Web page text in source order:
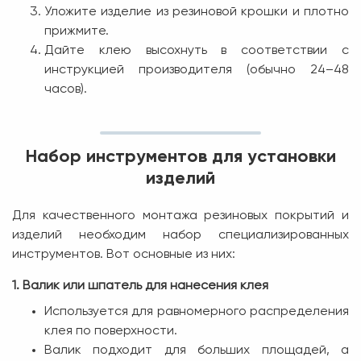
Уложите изделие из резиновой крошки и плотно
прижмите.
Дайте клею высохнуть в соответствии с
инструкцией производителя (обычно 24–48
часов).
Набор инструментов для установки
изделий
Для качественного монтажа резиновых покрытий и
изделий необходим набор специализированных
инструментов. Вот основные из них:
1. Валик или шпатель для нанесения клея
Используется для равномерного распределения
клея по поверхности.
Валик подходит для больших площадей, а